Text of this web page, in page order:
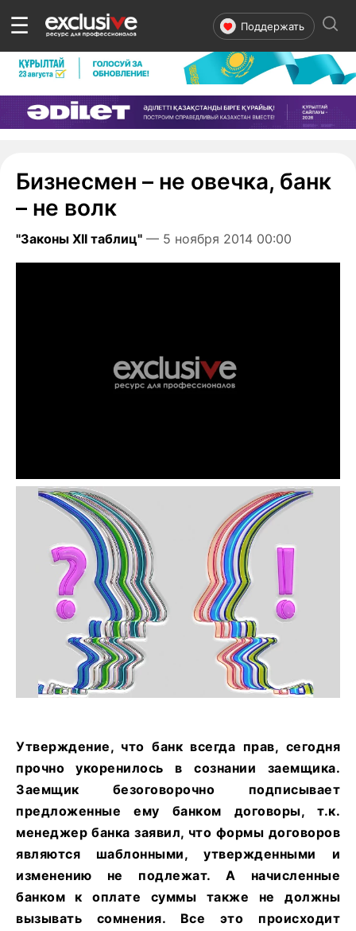
☰ Поддержать
Бизнесмен – не овечка, банк
– не волк
"Законы XII таблиц" — 5 ноября 2014 00:00
Утверждение, что банк всегда прав, сегодня
прочно укоренилось в сознании заемщика.
Заемщик безоговорочно подписывает
предложенные ему банком договоры, т.к.
менеджер банка заявил, что формы договоров
являются шаблонными, утвержденными и
изменению не подлежат. А начисленные
банком к оплате суммы также не должны
вызывать сомнения. Все это происходит